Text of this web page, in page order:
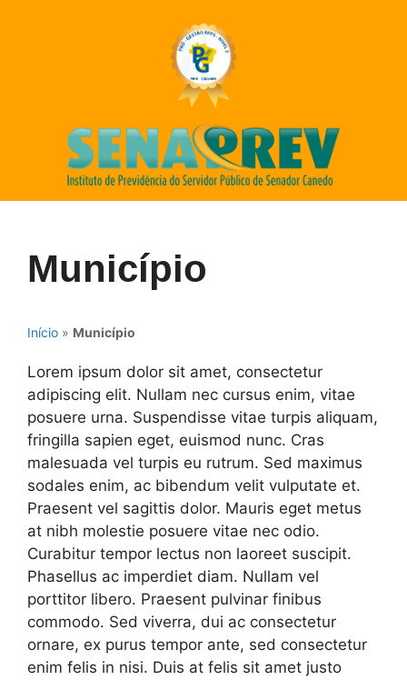
Município
Início » Município
Lorem ipsum dolor sit amet, consectetur
adipiscing elit. Nullam nec cursus enim, vitae
posuere urna. Suspendisse vitae turpis aliquam,
fringilla sapien eget, euismod nunc. Cras
malesuada vel turpis eu rutrum. Sed maximus
sodales enim, ac bibendum velit vulputate et.
Praesent vel sagittis dolor. Mauris eget metus
at nibh molestie posuere vitae nec odio.
Curabitur tempor lectus non laoreet suscipit.
Phasellus ac imperdiet diam. Nullam vel
porttitor libero. Praesent pulvinar finibus
commodo. Sed viverra, dui ac consectetur
ornare, ex purus tempor ante, sed consectetur
enim felis in nisi. Duis at felis sit amet justo